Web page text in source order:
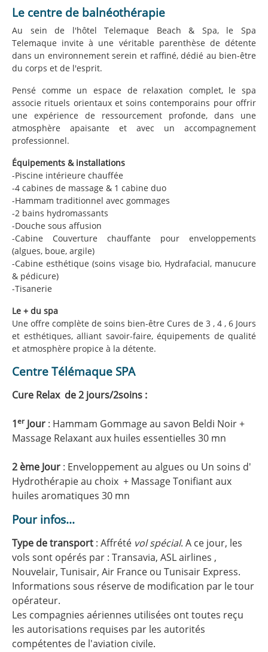
Le centre de balnéothérapie
Au sein de l'hôtel Telemaque Beach & Spa, le Spa
Telemaque invite à une véritable parenthèse de détente
dans un environnement serein et raffiné, dédié au bien-être
du corps et de l'esprit.
Pensé comme un espace de relaxation complet, le spa
associe rituels orientaux et soins contemporains pour offrir
une expérience de ressourcement profonde, dans une
atmosphère apaisante et avec un accompagnement
professionnel.
Équipements & installations
-Piscine intérieure chauffée
-4 cabines de massage & 1 cabine duo
-Hammam traditionnel avec gommages
-2 bains hydromassants
-Douche sous affusion
-Cabine Couverture chauffante pour enveloppements
(algues, boue, argile)
-Cabine esthétique (soins visage bio, Hydrafacial, manucure
& pédicure)
-Tisanerie
Le + du spa
Une offre complète de soins bien-être Cures de 3 , 4 , 6 Jours
et esthétiques, alliant savoir-faire, équipements de qualité
et atmosphère propice à la détente.
Centre Télémaque SPA
Cure Relax de 2 jours/2soins :
1erJour : Hammam Gommage au savon Beldi Noir +
Massage Relaxant aux huiles essentielles 30 mn
2 ème Jour : Enveloppement au algues ou Un soins d'
Hydrothérapie au choix + Massage Tonifiant aux
huiles aromatiques 30 mn
Pour infos...
Type de transport : Affrété vol spécial. A ce jour, les
vols sont opérés par : Transavia, ASL airlines ,
Nouvelair, Tunisair, Air France ou Tunisair Express.
Informations sous réserve de modification par le tour
opérateur.
Les compagnies aériennes utilisées ont toutes reçu
les autorisations requises par les autorités
compétentes de l'aviation civile.